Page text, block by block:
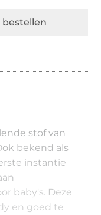
stof van
bekend als
instantie
baby's. Deze
en goed te